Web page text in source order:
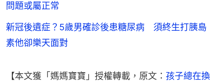
問題或屬正常
新冠後遺症？5歲男確診後患糖尿病 須終生打胰島
素他卻樂天面對
【本文獲「媽媽寶寶」授權轉載，原文： 孩子總在換